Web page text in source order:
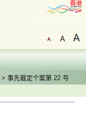
> 事先裁定个案第 22 号